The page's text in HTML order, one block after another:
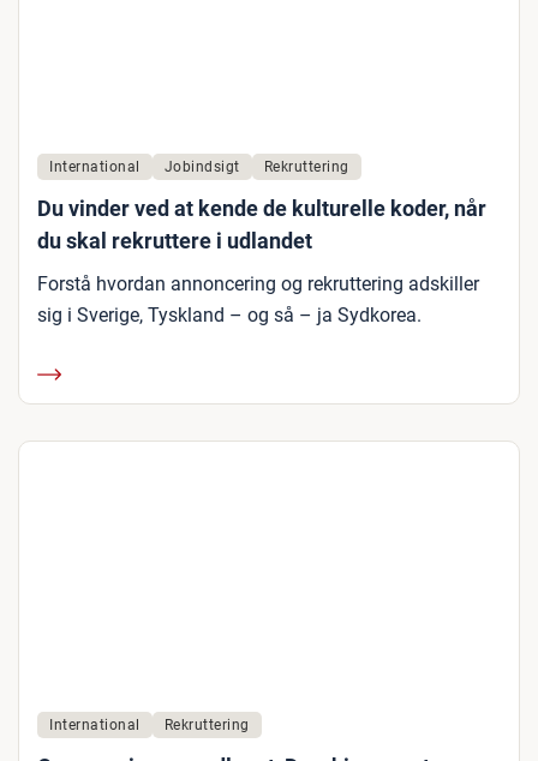
International Jobindsigt Rekruttering
Du vinder ved at kende de kulturelle koder, når
du skal rekruttere i udlandet
Forstå hvordan annoncering og rekruttering adskiller
sig i Sverige, Tyskland – og så – ja Sydkorea.
International Rekruttering